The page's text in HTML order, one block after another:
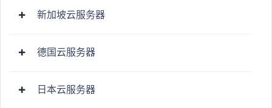
新加坡云服务器
德国云服务器
日本云服务器